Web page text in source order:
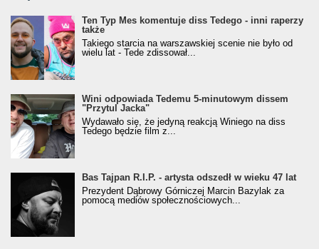
Ten Typ Mes komentuje diss Tedego - inni raperzy
także
Takiego starcia na warszawskiej scenie nie było od
wielu lat - Tede zdissował...
Wini odpowiada Tedemu 5-minutowym dissem
"Przytul Jacka"
Wydawało się, że jedyną reakcją Winiego na diss
Tedego będzie film z...
Bas Tajpan R.I.P. - artysta odszedł w wieku 47 lat
Prezydent Dąbrowy Górniczej Marcin Bazylak za
pomocą mediów społecznościowych...